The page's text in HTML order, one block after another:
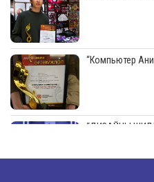
“Компьютер
“ДИЗАЙНЫ